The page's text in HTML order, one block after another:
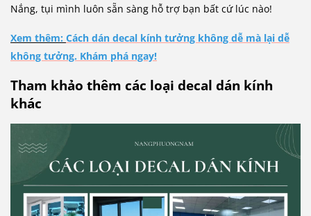
Nắng, tụi mình luôn sẵn sàng hỗ trợ bạn bất cứ lúc nào!
Xem thêm: Cách dán decal kính tưởng không dễ mà lại dễ
không tưởng. Khám phá ngay!
Tham khảo thêm các loại decal dán kính
khác